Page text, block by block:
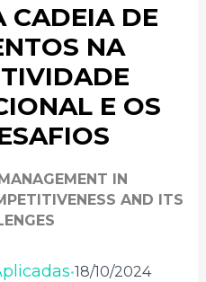
CADEIA DE
NA
E OS
IN
AND ITS
•18/10/2024